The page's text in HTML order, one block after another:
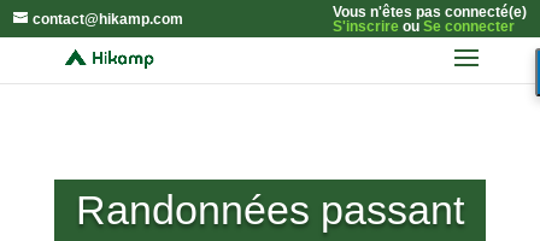
contact@hikamp.com
Vous n'êtes pas connecté(e)
S'inscrireou Se connecter
Randonnées passant